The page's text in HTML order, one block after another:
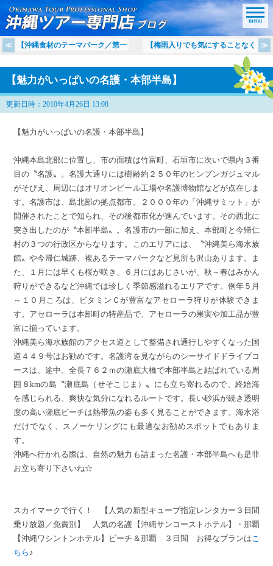
menu
【沖縄食材のテーマパーク／第一 【梅雨入りでも気にすることなく
【魅力がいっぱいの名護・本部半島】
更新日時：2010年4月26日 13:08
【魅力がいっぱいの名護・本部半島】
沖縄本島北部に位置し、市の面積は竹富町、石垣市に次いで県内３番
目の〝名護〟。名護大通りには樹齢約２５０年のヒンプンガジュマル
がそびえ、周辺にはオリオンビール工場や名護博物館などが点在しま
す。名護市は、島北部の拠点都市。２０００年の「沖縄サミット」が
開催されたことで知られ、その後都市化が進んでいます。その西北に
突き出したのが〝本部半島〟。名護市の一部に加え、本部町と今帰仁
村の３つの行政区からなります。このエリアには、〝沖縄美ら海水族
館〟や今帰仁城跡、複あるテーマパークなど見所も沢山あります。ま
た、１月には早くも桜が咲き、６月にはあじさいが、秋～春はみかん
狩りができるなど沖縄では珍しく季節感溢れるエリアです。例年５月
～１０月ころは、ビタミンＣが豊富なアセローラ狩りが体験できま
す。アセローラは本部町の特産品で、アセローラの果実や加工品が豊
富に揃っています。
沖縄美ら海水族館のアクセス道として整備され通行しやすくなった国
道４４９号はお勧めです。名護湾を見ながらのシーサイドドライブコ
ースは、途中、全長７６２ｍの瀬底大橋で本部半島と結ばれている周
囲８kmの島〝瀬底島（せそこじま）〟にも立ち寄れるので、終始海
を感じられる、爽快な気分になれるルートです。長い砂浜が続き透明
度の高い瀬底ビーチは熱帯魚の姿も多く見ることができます。海水浴
だけでなく、スノーケリングにも最適なお勧めスポットでもありま
す。
沖縄へ行かれる際は、自然の魅力も詰まった名護・本部半島へも是非
お立ち寄り下さいね☆
スカイマークで行く！ 【人気の新型キューブ指定レンタカー３日間
乗り放題／免責別】 人気の名護【沖縄サンコーストホテル】・那覇
【沖縄ワシントンホテル】ビーチ＆那覇 ３日間 お得なプランはこ
ちら ♪